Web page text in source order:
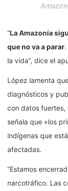
“La Amazonía
que no va a parar
la vida”, dice el
López lamenta
diagnósticos y
con datos fuertes,
señala que «los
indígenas que
afectadas.
“Estamos
narcotráfico. Las